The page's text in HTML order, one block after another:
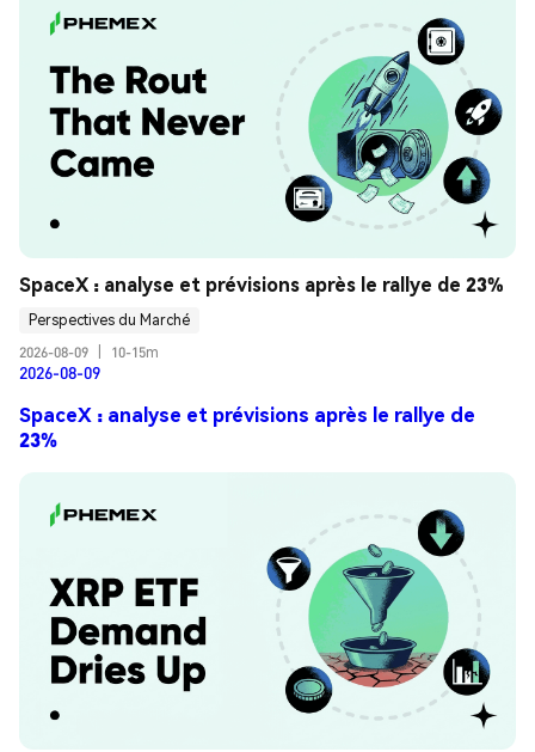
SpaceX : analyse et prévisions après le rallye de 23%
Perspectives du Marché
2026-08-09
10-15m
2026-08-09
SpaceX : analyse et prévisions après le rallye de
23%